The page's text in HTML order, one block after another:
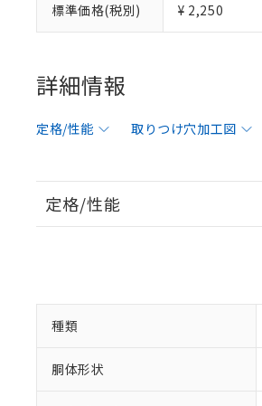
標準価格(税別) ¥ 2,250
詳細情報
定格/性能 取りつけ穴加工図
定格/性能
種類
胴体形状